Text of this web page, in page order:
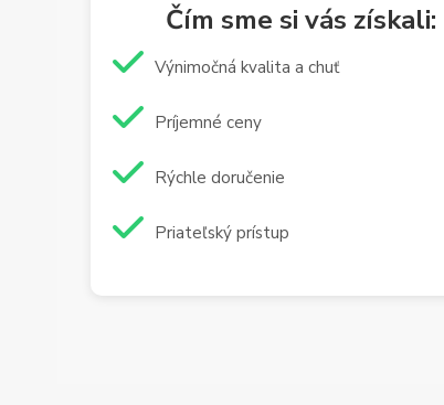
Čím sme si vás získali:
Výnimočná kvalita a chuť
Príjemné ceny
Rýchle doručenie
Priateľský prístup